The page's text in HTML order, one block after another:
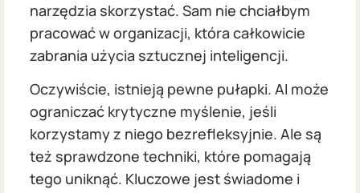
narzędzia skorzystać. Sam nie chciałbym
pracować w organizacji, która całkowicie
zabrania użycia sztucznej inteligencji.
Oczywiście, istnieją pewne pułapki. AI może
ograniczać krytyczne myślenie, jeśli
korzystamy z niego bezrefleksyjnie. Ale są
też sprawdzone techniki, które pomagają
tego uniknąć. Kluczowe jest świadome i